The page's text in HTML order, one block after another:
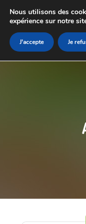
Nous utilisons des
expérience sur notre
J'accepte Je